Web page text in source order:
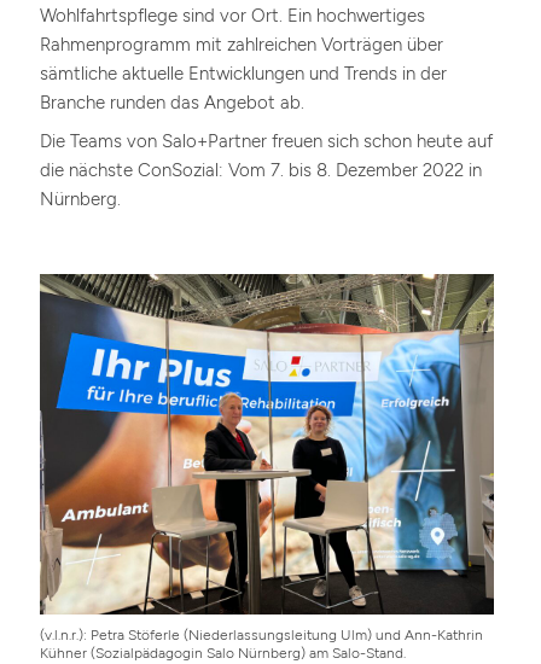
Wohlfahrtspflege sind vor Ort. Ein hochwertiges
Rahmenprogramm mit zahlreichen Vorträgen über
sämtliche aktuelle Entwicklungen und Trends in der
Branche runden das Angebot ab.
Die Teams von Salo+Partner freuen sich schon heute auf
die nächste ConSozial: Vom 7. bis 8. Dezember 2022 in
Nürnberg.
(v.l.n.r.): Petra Stöferle (Niederlassungsleitung Ulm) und Ann-Kathrin
Kühner (Sozialpädagogin Salo Nürnberg) am Salo-Stand.